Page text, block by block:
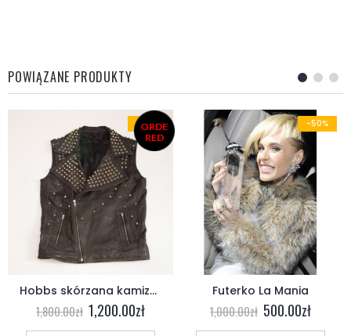
POWIĄZANE PRODUKTY
Hobbs skórzana kamizelka Futerko La Mania
1,000.00zł 500.00
Futro
2,000.00zł 1,600.00